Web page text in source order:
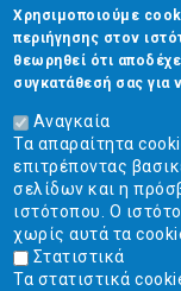
CAPTCHA
This
question is
for testing
whether or
not you are a
human visitor
and to
prevent
automated
spam
submissions.
5+2
Επικοινωνία
Στουρνάρη 17,
2103304444
info@ekpizo.gr
www.ekpizo.gr
Χρησιμοποιούμε
περιήγησης στον
θεωρηθεί ότι
συγκατάθεσή σας
Αναγκαία
Τα απαραίτητα
επιτρέποντας
σελίδων και η
ιστότοπου. Ο
χωρίς αυτά τα
Στατιστικά
Τα στατιστικά